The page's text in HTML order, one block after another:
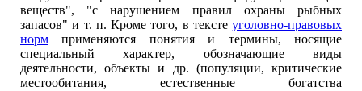
веществ", "с нарушением правил охраны рыбных
запасов" и т. п. Кроме того, в тексте уголовно-правовых
норм применяются понятия и термины, носящие
специальный характер, обозначающие виды
деятельности, объекты и др. (популяции, критические
местообитания, естественные богатства